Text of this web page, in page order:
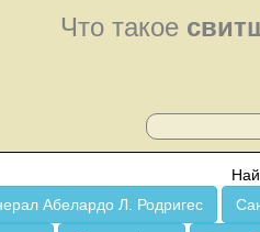
Что такое
Абелардо Л. Родригес